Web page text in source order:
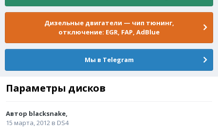
Дизельные двигатели — чип тюнинг,
отключение: EGR, FAP, AdBlue
Мы в Telegram
Параметры дисков
Автор blacksnake,
15 марта, 2012 в DS4